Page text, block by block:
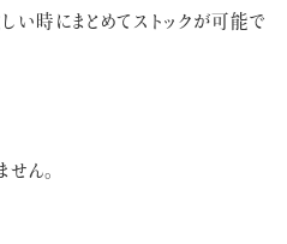
い時にまとめてストックが可能で
ん。